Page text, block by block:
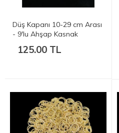
Düş Kapanı 10-29 cm Arası
- 9'lu Ahşap Kasnak
125.00 TL